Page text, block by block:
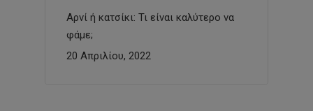
Αρνί ή κατσίκι: Τι είναι καλύτερο να
φάμε;
20 Απριλίου, 2022